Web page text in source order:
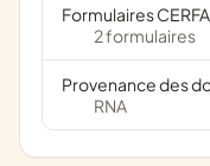
Formulaires
2 formulaires
Provenance des
RNA